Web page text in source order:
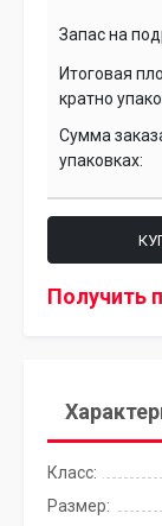
Запас на
Итоговая
кратно
Сумма
упаковках:
Получить
Класс:
Размер: